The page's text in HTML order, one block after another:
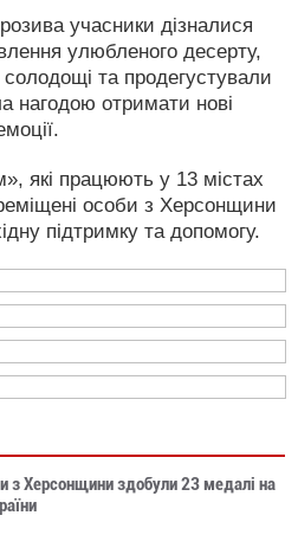
учасники дізналися
улюбленого десерту,
та продегустували
нагодою отримати нові
які працюють у 13 містах
особи з Херсонщини
підтримку та допомогу.
з Херсонщини здобули 23 медалі на